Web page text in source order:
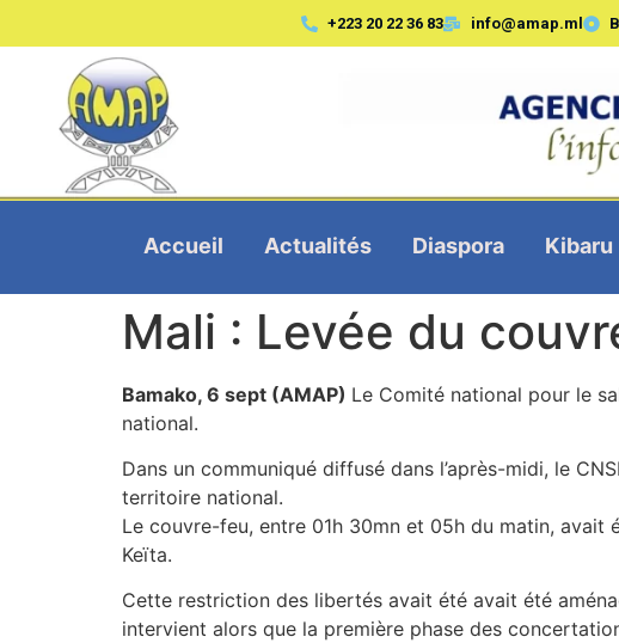
+223 20 22 36 83 info@amap.ml
Accueil Actualités Diaspora Kibaru
Mali : Levée du
Bamako, 6 sept (AMAP) Le Comité national pour le
national.
Dans un communiqué diffusé dans l’après-midi, le
territoire national.
Le couvre-feu, entre 01h 30mn et 05h du matin, avait
Keïta.
Cette restriction des libertés avait été avait été
intervient alors que la première phase des